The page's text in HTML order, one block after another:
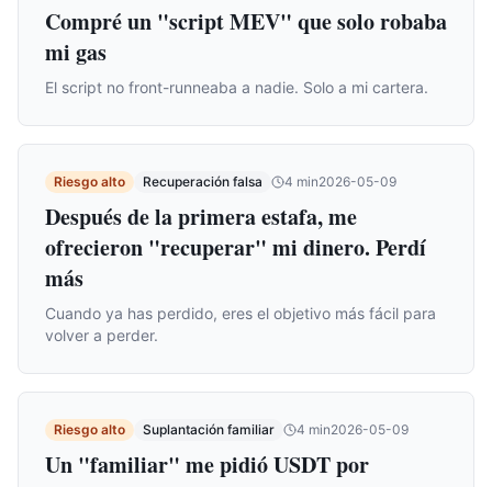
Compré un "script MEV" que solo robaba
mi gas
El script no front-runneaba a nadie. Solo a mi cartera.
Riesgo alto Recuperación falsa 4 min2026-05-09
Después de la primera estafa, me
ofrecieron "recuperar" mi dinero. Perdí
más
Cuando ya has perdido, eres el objetivo más fácil para
volver a perder.
Riesgo alto Suplantación familiar 4 min2026-05-09
Un "familiar" me pidió USDT por